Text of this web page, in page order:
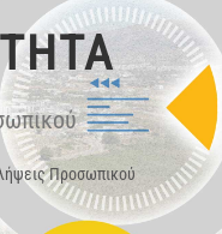
Προσωπικού